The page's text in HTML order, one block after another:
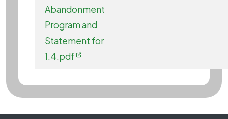
Abandonment
Program and
Statement for
1.4.pdf